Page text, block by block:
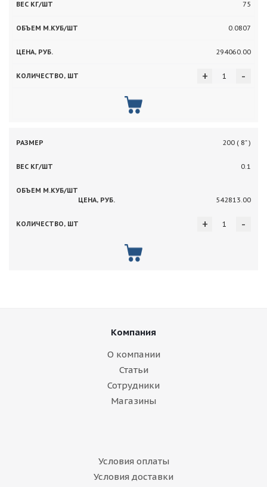
75
0.0807
294060.00
-
+
200 ( 8" )
0.1
542813.00
-
+
Компания
О компании
Статьи
Сотрудники
Магазины
Условия оплаты
Условия доставки